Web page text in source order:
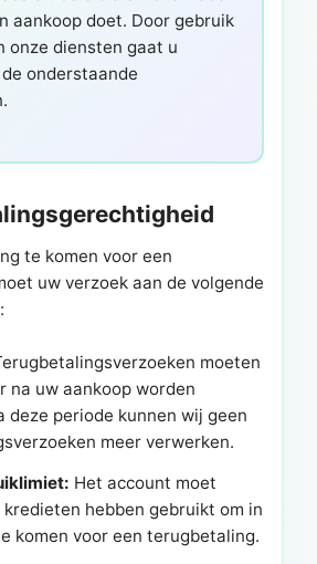
aankoop doet. Door gebruik
onze diensten gaat u
onderstaande
te komen voor een
uw verzoek aan de volgende
moeten
na uw aankoop worden
deze periode kunnen wij geen
meer verwerken.
Het account moet
kredieten hebben gebruikt om in
komen voor een terugbetaling.